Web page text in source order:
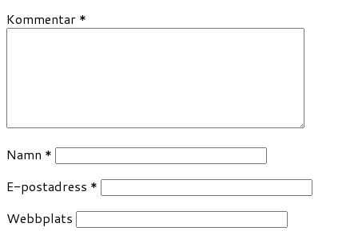
Kommentar *
Namn *
E-postadress *
Webbplats